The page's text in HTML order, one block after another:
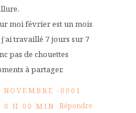
moi février est un mois
travaillé 7 jours sur 7
pas de chouettes
à partager.
NOVEMBRE -0001
0 H 00 MIN Répondre